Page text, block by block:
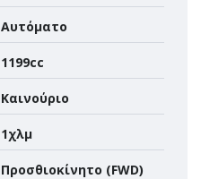
Αυτόματο
1199cc
Καινούριο
1χλμ
Προσθιοκίνητο (FWD)